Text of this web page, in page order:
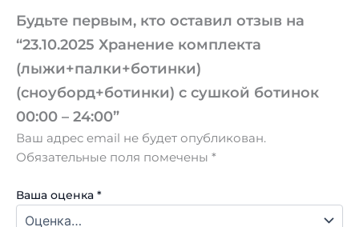
Будьте первым, кто оставил отзыв на
“23.10.2025 Хранение комплекта
(лыжи+палки+ботинки)
(сноуборд+ботинки) с сушкой ботинок
00:00 – 24:00”
Ваш адрес email не будет опубликован.
Обязательные поля помечены *
Ваша оценка *